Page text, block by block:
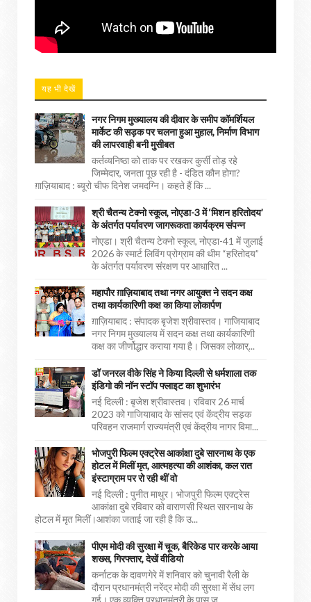
यह भी देखें
नगर निगम मुख्यालय की दीवार के समीप कॉमर्शियल
मार्केट की सड़क पर चलना हुआ मुहाल, निर्माण विभाग
की लापरवाही बनी मुसीबत
कर्तव्यनिष्ठा को ताक पर रखकर कुर्सी तोड़ रहे
जिम्मेदार, जनता पूछ रही है - दंडित कौन होगा?
ग़ाज़ियाबाद : ब्यूरो चीफ दिनेश जमदग्नि। कहते हैं कि ...
श्री चैतन्य टेक्नो स्कूल, नोएडा-3 में ‘मिशन हरितोदय’
के अंतर्गत पर्यावरण जागरूकता कार्यक्रम संपन्न
नोएडा। श्री चैतन्य टेक्नो स्कूल, नोएडा-41 में जुलाई
2026 के स्मार्ट लिविंग प्रोग्राम की थीम “हरितोदय”
के अंतर्गत पर्यावरण संरक्षण पर आधारित ...
महापौर ग़ाज़ियाबाद तथा नगर आयुक्त ने सदन कक्ष
तथा कार्यकारिणी कक्ष का किया लोकार्पण
ग़ाज़ियाबाद : संपादक बृजेश श्रीवास्तव। गाजियाबाद
नगर निगम मुख्यालय में सदन कक्ष तथा कार्यकारिणी
कक्ष का जीर्णोद्धार कराया गया है। जिसका लोकार्...
डॉ जनरल वीके सिंह ने किया दिल्ली से धर्मशाला तक
इंडिगो की नॉन स्टॉप फ्लाइट का शुभारंभ
नई दिल्ली : बृजेश श्रीवास्तव। रविवार 26 मार्च
2023 को गाजियाबाद के सांसद एवं केंद्रीय सड़क
परिवहन राजमार्ग राज्यमंत्री एवं केंद्रीय नागर विमा...
भोजपुरी फिल्म एक्ट्रेस आकांक्षा दुबे सारनाथ के एक
होटल में मिलीं मृत, आत्महत्या की आशंका, कल रात
इंस्टाग्राम पर रो रही थीं वो
नई दिल्ली : पुनीत माथुर। भोजपुरी फिल्म एक्ट्रेस
आकांक्षा दुबे रविवार को वाराणसी स्थित सारनाथ के
होटल में मृत मिलीं।आशंका जताई जा रही है कि उ...
पीएम मोदी की सुरक्षा में चूक, बैरिकेड पार करके आया
शख्स, गिरफ्तार, देखें वीडियो
कर्नाटक के दावणगेरे में शनिवार को चुनावी रैली के
दौरान प्रधानमंत्री नरेंद्र मोदी की सुरक्षा में सेंध लग
गई। एक व्यक्ति प्रधानमंत्री के पास ज...